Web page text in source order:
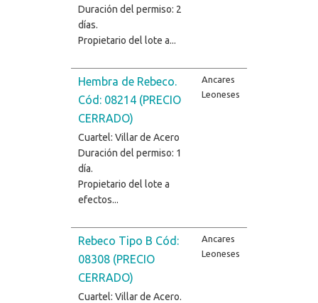
Duración del permiso: 2
días.
Propietario del lote a...
Hembra de Rebeco.
Cód: 08214 (PRECIO
CERRADO)
Cuartel: Villar de Acero
Duración del permiso: 1
día.
Propietario del lote a
efectos...
Ancares
Leoneses
Rebeco Tipo B Cód:
08308 (PRECIO
CERRADO)
Cuartel: Villar de Acero.
Ancares
Leoneses